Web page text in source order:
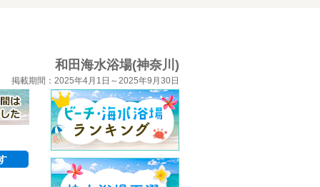
和田海水浴場(神奈川)
掲載期間：2025年4月1日～2025年9月30日